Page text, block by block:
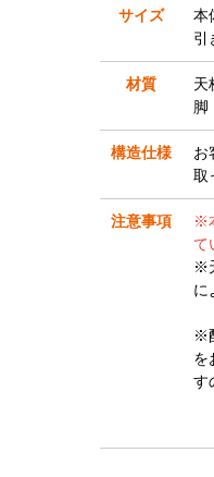
サイズ
本
引
材質
天
脚
構造仕様
お
取
注意事項
※
て
※
に
※
を
す